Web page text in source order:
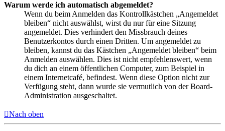
Warum werde ich automatisch abgemeldet?
Wenn du beim Anmelden das Kontrollkästchen „Angemeldet
bleiben“ nicht auswählst, wirst du nur für eine Sitzung
angemeldet. Dies verhindert den Missbrauch deines
Benutzerkontos durch einen Dritten. Um angemeldet zu
bleiben, kannst du das Kästchen „Angemeldet bleiben“ beim
Anmelden auswählen. Dies ist nicht empfehlenswert, wenn
du dich an einem öffentlichen Computer, zum Beispiel in
einem Internetcafé, befindest. Wenn diese Option nicht zur
Verfügung steht, dann wurde sie vermutlich von der Board-
Administration ausgeschaltet.
Nach oben